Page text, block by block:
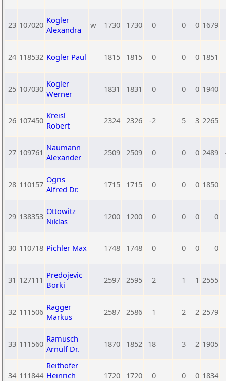
23 107020 Kogler
Alexandra
w 1730 1730 0 0 0 1679
24 118532 Kogler Paul 1815 1815 0 0 0 1851
25 107030 Kogler
Werner
1831 1831 0 0 0 1940
26 107450 Kreisl
Robert
2324 2326 -2 5 3 2265
27 109761 Naumann
Alexander
2509 2509 0 0 0 2489
28 110157 Ogris
Alfred Dr.
1715 1715 0 0 0 1850
29 138353 Ottowitz
Niklas
1200 1200 0 0 0 0
30 110718 Pichler Max 1748 1748 0 0 0 0
31 127111 Predojevic
Borki
2597 2595 2 1 1 2555
32 111506 Ragger
Markus
2587 2586 1 2 2 2579
33 111560 Ramusch
Arnulf Dr.
1870 1852 18 3 2 1905
34 111844
Reithofer
Heinrich
1720 1720 0 0 0 1834